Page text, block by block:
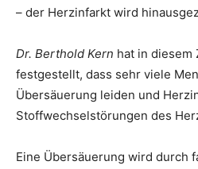
– der Herzinfarkt wird
Dr. Berthold Kern hat in diesem
festgestellt, dass sehr viele
Übersäuerung leiden und
Stoffwechselstörungen des
Eine Übersäuerung wird durch